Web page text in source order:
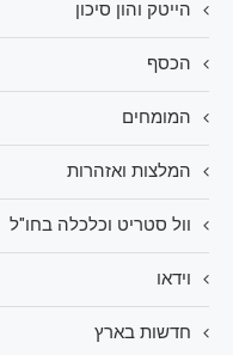
הייטק והון סיכון
הכסף
המומחים
המלצות ואזהרות
וול סטריט וכלכלה בחו"ל
וידאו
חדשות בארץ